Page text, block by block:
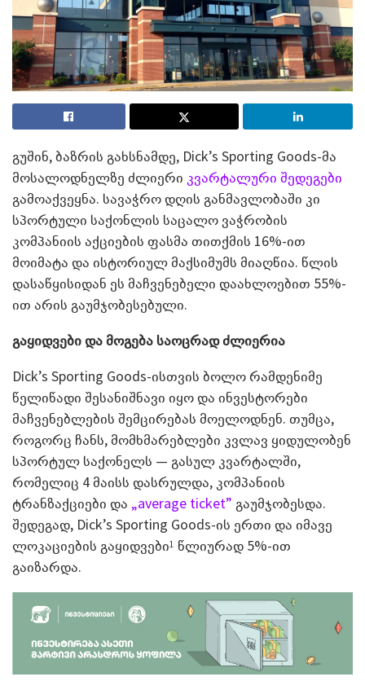
გუშინ, ბაზრის გახსნამდე, Dick’s Sporting Goods-მა
მოსალოდნელზე ძლიერი კვარტალური შედეგები
გამოაქვეყნა. სავაჭრო დღის განმავლობაში კი
სპორტული საქონლის საცალო ვაჭრობის
კომპანიის აქციების ფასმა თითქმის 16%-ით
მოიმატა და ისტორიულ მაქსიმუმს მიაღწია. წლის
დასაწყისიდან ეს მაჩვენებელი დაახლოებით 55%-
ით არის გაუმჯობესებული.
გაყიდვები და მოგება საოცრად ძლიერია
Dick’s Sporting Goods-ისთვის ბოლო რამდენიმე
წელიწადი შესანიშნავი იყო და ინვესტორები
მაჩვენებლების შემცირებას მოელოდნენ. თუმცა,
როგორც ჩანს, მომხმარებლები კვლავ ყიდულობენ
სპორტულ საქონელს — გასულ კვარტალში,
რომელიც 4 მაისს დასრულდა, კომპანიის
ტრანზაქციები და „average ticket” გაუმჯობესდა.
შედეგად, Dick’s Sporting Goods-ის ერთი და იმავე
ლოკაციების გაყიდვები1 წლიურად 5%-ით
გაიზარდა.